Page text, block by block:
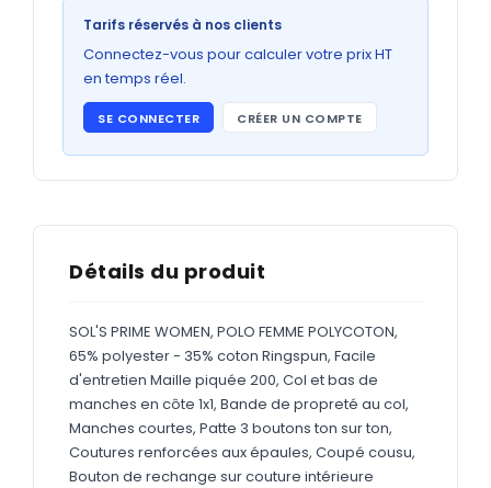
Abribus
Plans
Panneaux
ADHÉSIFS
Étiquettes adhésives
MARQUAGE TEXTILE
Tee-shirts Nouveau
Polos Nouveau
Tarifs réservés à nos clients
Connectez-vous pour calculer votre prix HT
en temps réel.
SE CONNECTER CRÉER UN COMPTE
Détails du produit
SOL'S PRIME WOMEN, POLO FEMME POLYCOTON,
65% polyester - 35% coton Ringspun, Facile
d'entretien Maille piquée 200, Col et bas de
manches en côte 1x1, Bande de propreté au col,
Manches courtes, Patte 3 boutons ton sur ton,
Coutures renforcées aux épaules, Coupé cousu,
Bouton de rechange sur couture intérieure